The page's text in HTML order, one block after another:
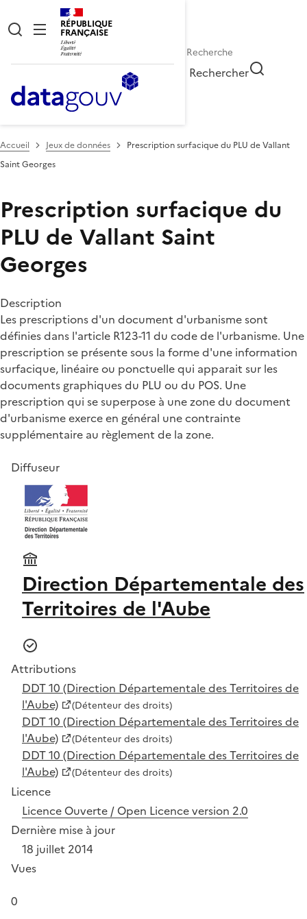
RÉPUBLIQUE
FRANÇAISE
Rechercher
Accueil Jeux de données
Prescription surfacique du PLU de Vallant
Saint Georges
Prescription surfacique du
PLU de Vallant Saint
Georges
Description
Les prescriptions d'un document d'urbanisme sont
définies dans l'article R123-11 du code de l'urbanisme. Une
prescription se présente sous la forme d'une information
surfacique, linéaire ou ponctuelle qui apparait sur les
documents graphiques du PLU ou du POS. Une
prescription qui se superpose à une zone du document
d'urbanisme exerce en général une contrainte
supplémentaire au règlement de la zone.
Diffuseur
Direction Départementale des
Territoires de l'Aube
Attributions
DDT 10 (Direction Départementale des Territoires de
l'Aube)
(Détenteur des droits)
DDT 10 (Direction Départementale des Territoires de
l'Aube)
(Détenteur des droits)
DDT 10 (Direction Départementale des Territoires de
l'Aube)
(Détenteur des droits)
Licence
Licence Ouverte / Open Licence version 2.0
Dernière mise à jour
18 juillet 2014
Vues
0